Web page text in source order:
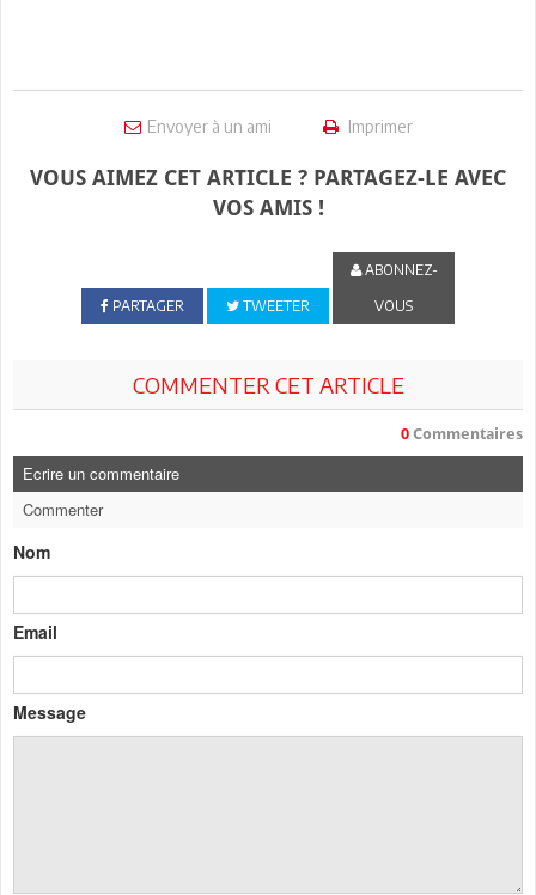
Envoyer à un ami Imprimer
VOUS AIMEZ CET ARTICLE ? PARTAGEZ-LE AVEC
VOS AMIS !
PARTAGER TWEETER
ABONNEZ-
VOUS
COMMENTER CET ARTICLE
0 Commentaires
Ecrire un commentaire
Commenter
Nom
Email
Message